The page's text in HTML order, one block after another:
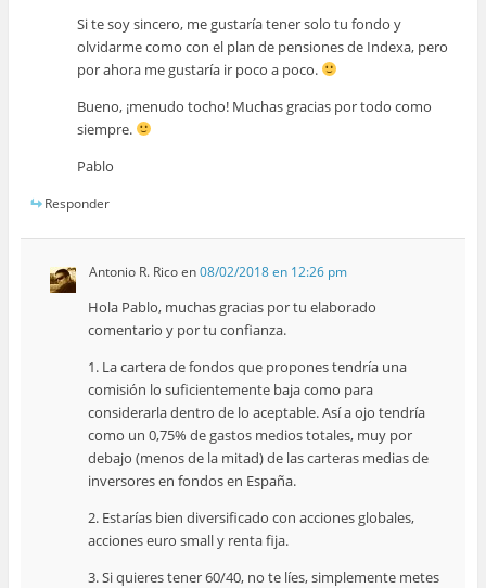
Si te soy sincero, me gustaría tener solo tu fondo y
olvidarme como con el plan de pensiones de Indexa, pero
por ahora me gustaría ir poco a poco.
Bueno, ¡menudo tocho! Muchas gracias por todo como
siempre.
Pablo
Responder
Antonio R. Ricoen08/02/2018 en 12:26 pm
Hola Pablo, muchas gracias por tu elaborado
comentario y por tu confianza.
1. La cartera de fondos que propones tendría una
comisión lo suficientemente baja como para
considerarla dentro de lo aceptable. Así a ojo tendría
como un 0,75% de gastos medios totales, muy por
debajo (menos de la mitad) de las carteras medias de
inversores en fondos en España.
2. Estarías bien diversificado con acciones globales,
acciones euro small y renta fija.
3. Si quieres tener 60/40, no te líes, simplemente metes